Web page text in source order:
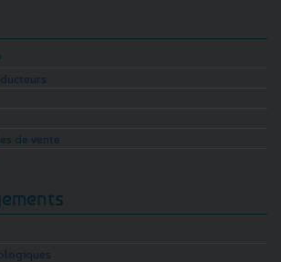
de vente